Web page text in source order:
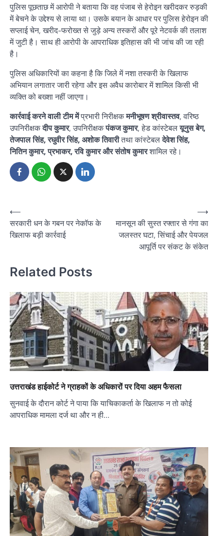
पुलिस पूछताछ में आरोपी ने बताया कि वह पंजाब से हेरोइन खरीदकर रुड़की
में बेचने के उद्देश्य से लाया था। उसके बयान के आधार पर पुलिस हेरोइन की
सप्लाई चेन, खरीद-फरोख्त से जुड़े अन्य तस्करों और पूरे नेटवर्क की तलाश
में जुटी है। साथ ही आरोपी के आपराधिक इतिहास की भी जांच की जा रही
है।
पुलिस अधिकारियों का कहना है कि जिले में नशा तस्करी के खिलाफ
अभियान लगातार जारी रहेगा और इस अवैध कारोबार में शामिल किसी भी
व्यक्ति को बख्शा नहीं जाएगा।
कार्रवाई करने वाली टीम मेंप्रभारी निरीक्षकमनीभूषण श्रीवास्तव, वरिष्ठ
उपनिरीक्षकदीप कुमार, उपनिरीक्षकपंकज कुमार, हेड कांस्टेबलयूनुस बेग,
तेजपाल सिंह, रघुवीर सिंह, अशोक तिवारीतथा कांस्टेबलदेवेश सिंह,
नितिन कुमार, प्रभाकर, रवि कुमार और संतोष कुमारशामिल रहे।
Post
navigation
⟵
सरकारी धन के गबन पर नेकॉफ के
खिलाफ बड़ी कार्रवाई
मानसून की सुस्त रफ्तार से गंगा का
जलस्तर घटा, सिंचाई और पेयजल
आपूर्ति पर संकट के संकेत
⟶
Related Posts
उत्तराखंड हाईकोर्ट ने ग्राहकों के अधिकारों पर दिया अहम फैसला
सुनवाई के दौरान कोर्ट ने पाया कि याचिकाकर्ता के खिलाफ न तो कोई
आपराधिक मामला दर्ज था और न ही…